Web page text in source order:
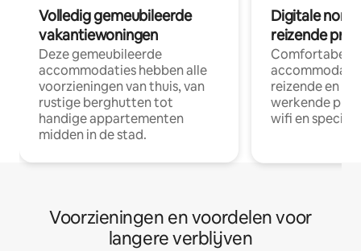
Volledig gemeubileerde
vakantiewoningen
Deze gemeubileerde
accommodaties hebben alle
voorzieningen van thuis, van
rustige berghutten tot
handige appartementen
midden in de stad.
Digitale
reizende
Comfortabele
reizende en
werkende
wifi en
Voorzieningen en voordelen voor
langere verblijven